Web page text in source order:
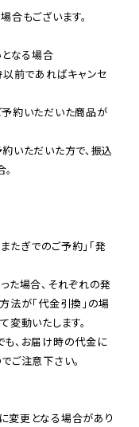
合もございます。
なる場合
前であればキャンセ
約いただいた商品が
いただいた方で、振込
たぎでのご予約」「発
た場合、それぞれの発
法が「代金引換」の場
、お届け時の代金に
ご注意下さい。
変更となる場合があり